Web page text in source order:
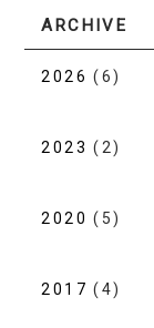
ARCHIVE
2026 (6)
2023 (2)
2020 (5)
2017 (4)